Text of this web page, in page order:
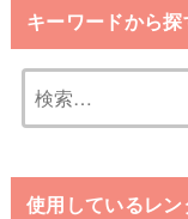
キーワードから探
使用しているレ